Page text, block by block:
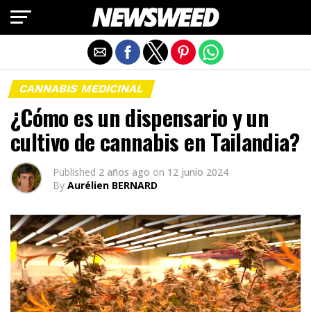
CANNABIS MEDICINAL
¿Cómo es un dispensario y un
cultivo de cannabis en Tailandia?
Published 2 años ago on 12 junio 2024
By Aurélien BERNARD
Salir de la versión móvil